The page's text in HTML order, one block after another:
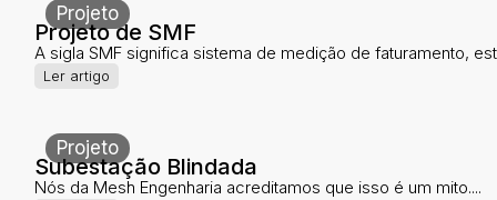
Projeto
Projeto de SMF
A sigla SMF significa sistema de medição de faturamento,
Ler artigo
Projeto
Subestação Blindada
Nós da Mesh Engenharia acreditamos que isso é um mito....